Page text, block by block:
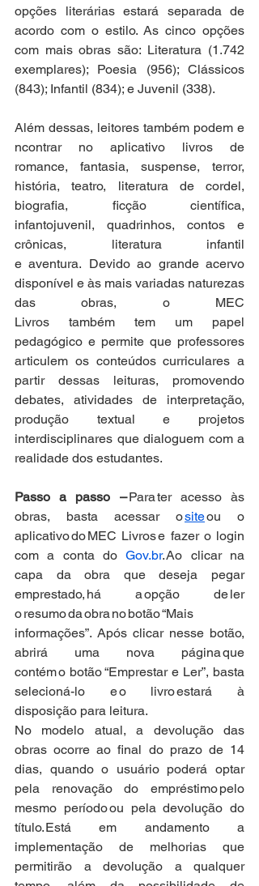
opções literárias estará separada de
acordo com o estilo. As cinco opções
com mais obras são: Literatura (1.742
exemplares); Poesia (956); Clássicos
(843); Infantil (834); e Juvenil (338).
Além dessas, leitores também podem e
ncontrar no aplicativo livros de
romance, fantasia, suspense, terror,
história, teatro, literatura de cordel,
biografia, ficção científica,
infantojuvenil, quadrinhos, contos e
crônicas, literatura infantil
e aventura. Devido ao grande acervo
disponível e às mais variadas naturezas
das obras, o MEC
Livros também tem um papel
pedagógico e permite que professores
articulem os conteúdos curriculares a
partir dessas leituras, promovendo
debates, atividades de interpretação,
produção textual e projetos
interdisciplinares que dialoguem com a
realidade dos estudantes.
Passo a passo – Para ter acesso às
obras, basta acessar o site ou o
aplicativo do MEC Livros e fazer o login
com a conta do Gov.br. Ao clicar na
capa da obra que deseja pegar
emprestado, há a opção de ler
o resumo da obra no botão “Mais
informações”. Após clicar nesse botão,
abrirá uma nova página que
contém o botão “Emprestar e Ler”, basta
selecioná-lo e o livro estará à
disposição para leitura.
No modelo atual, a devolução das
obras ocorre ao final do prazo de 14
dias, quando o usuário poderá optar
pela renovação do empréstimo pelo
mesmo período ou pela devolução do
título. Está em andamento a
implementação de melhorias que
permitirão a devolução a qualquer